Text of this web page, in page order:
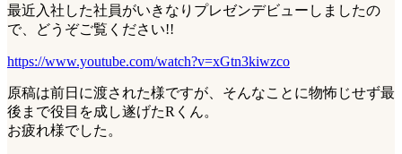
最近入社した社員がいきなりプレゼンデビューしましたの
で、どうぞご覧ください!!
https://www.youtube.com/watch?v=xGtn3kiwzco
原稿は前日に渡された様ですが、そんなことに物怖じせず最
後まで役目を成し遂げたRくん。
お疲れ様でした。